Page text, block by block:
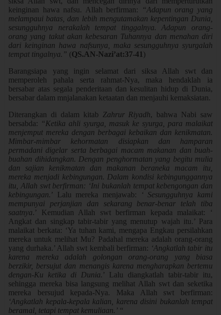
keinginan hawa nafsu. Allah berfirman:
“Adapun orang yang
melampaui batas, dan lebih mengutamakan kepentingan Dunia,
sesungguhnya nerakalah tempat tinggalnya. Adapun orang-
orang yang takut akan kebesaran Tuhannya dan menahan diri
dari keinginan hawa nafsunya, maka sesungguhnya syurgalah
tempat tingalnya.” (QS.AN-Nazi’at:37-41 )
Barangsiapa yang ingin selamat dari siksa Allah swt dan
memperoleh pahala serta rahmat-Nya, maka hendaklah ia
bersabar atas segala penderitaan dan kesulitan hidup di Dunia,
bersabar dalam mnjalanakan ketaatan dan menjauhi kemaksiatan.
Diterangkan di dalam kitab Zahrur Riyadh, bahwa Nabi saw
bersabda: “Ketika ahli syurga, masuk ke syurga, para malaikat
menjemput mereka dengan berbagai kebaikan dan kenikmatan.
Mimbar-mimbar kehormatan disiapkan dan hamparan
permadani digelar serta berbagai macam makanan dan buah-
buahan dihidangkan. Dengan penghormatan yang begitu mulia
dan sajian kenikmatan dan makanan beraneka macam itu,
mereka menjadi kebingungan. Dalam kondisi kebingunggannya
itu, Allah swt berfirman: ‘Ini bukanlah tempat kebengongan dan
kebingungan. ’ Lalu mereka menjawab:
‘ Sesungguhnya kami
mempunyai perjanjian dan sekarang benar-benar telah tiba
saatnya.’ Kemudian Allah swt berfirman kepada malaikat: ‘
Angkat dan singkap tabir-tabir yang menutup wajah itu.’ Para
malaikat berkata: ‘Ya tuhan kami, mengapa Engkau persilahkan
mereka untuk melihat Mu? Padahal mereka adalah orang-orang
yang durhaka.’ Allah swt kembali berfirman: ‘Angkatlah tabir itu
karena mereka adalah golongan orang-orang yang biasa
berzikir, bersujut dan menangis karena mengharapkan bertemu
dengan-Ku ketika di Dunia. ’ Lalu diangkatlah tabir-tabir itu,
sehingga mereka bisa langsung melihat Allah swt dan seketika
mereka bersujud kepada-Nya. Maka Allah swt berfirman:
‘Angkatlah kepala-kepala kalian, karena disini bukanlah tempat
beramal, tetapi tempat kemuliaan.’ “